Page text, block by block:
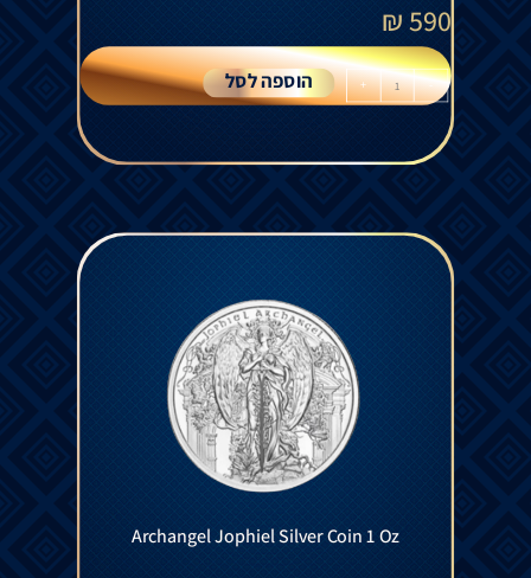
590
₪
-
+ הוספה לסל
Archangel Jophiel Silver Coin 1 Oz